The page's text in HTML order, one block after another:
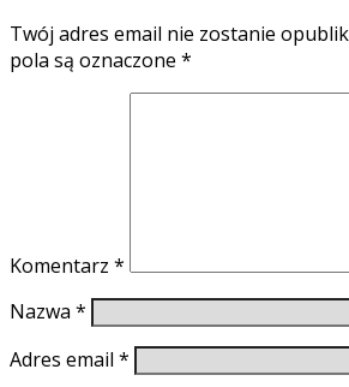
Twój adres email nie zostanie
pola są oznaczone *
Komentarz *
Nazwa *
Adres email *